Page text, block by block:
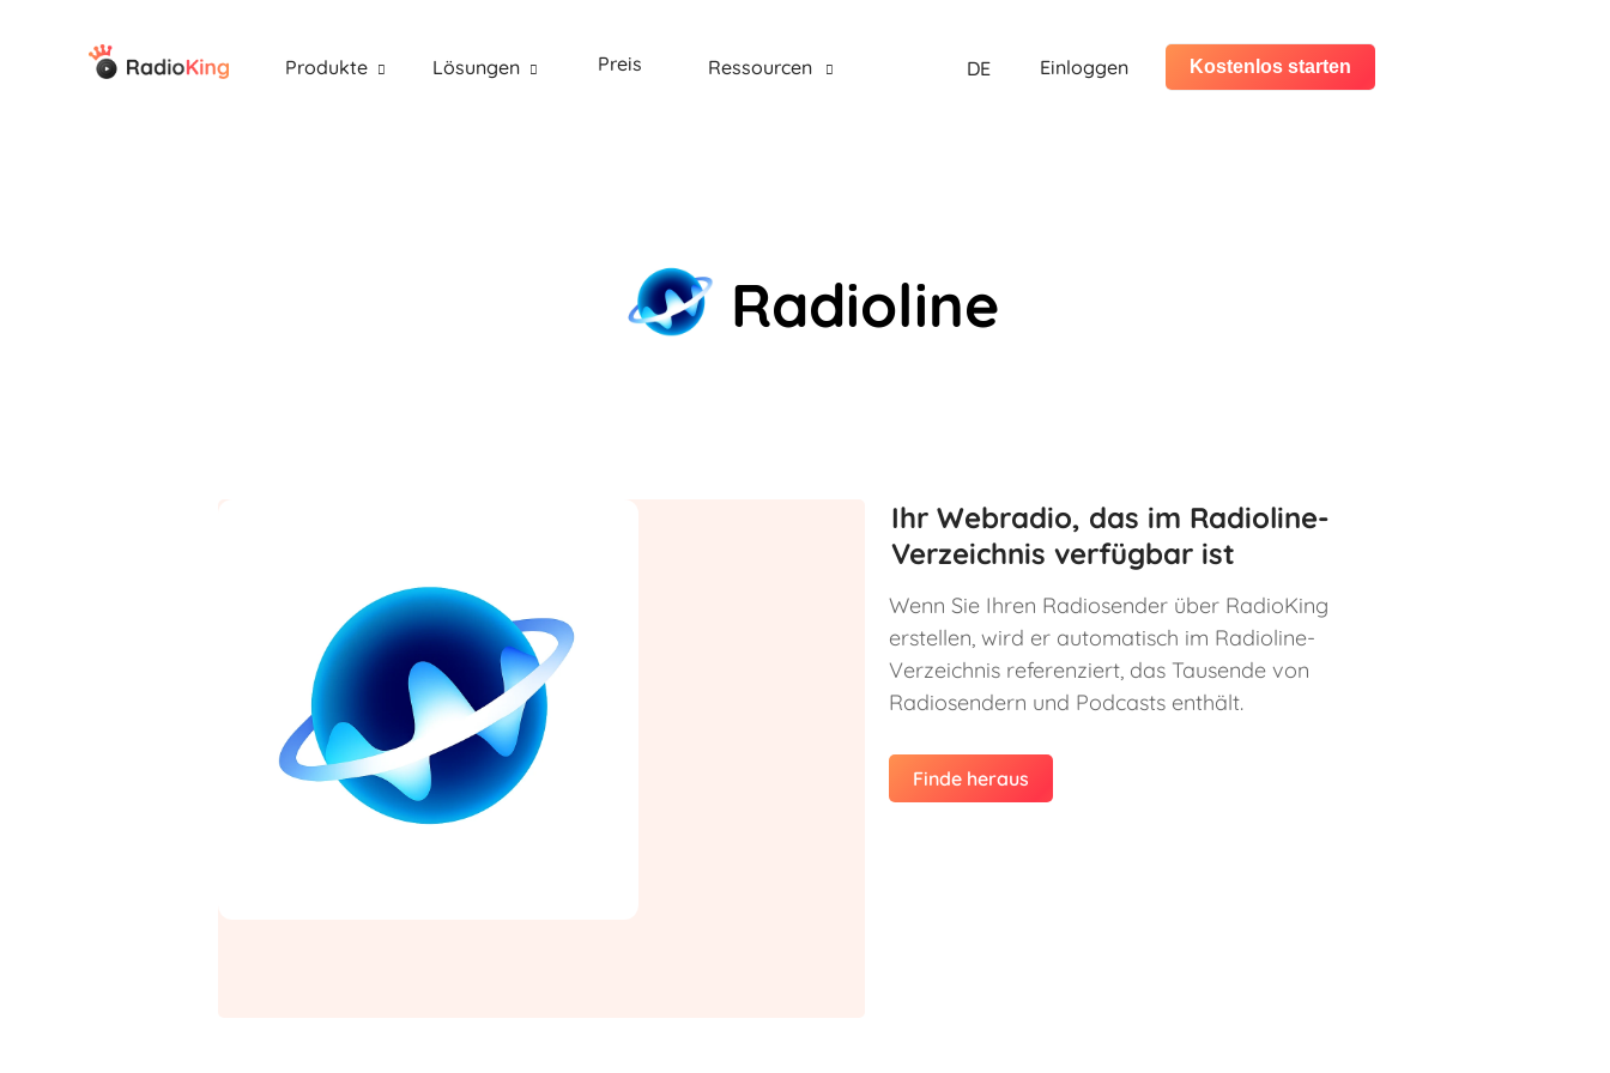
Produkte Lösungen Preis Ressourcen DE Einloggen Kostenlos starten
Radioline
Ihr Webradio, das im Radioline-
Verzeichnis verfügbar ist
Wenn Sie Ihren Radiosender über RadioKing
erstellen, wird er automatisch im Radioline-
Verzeichnis referenziert, das Tausende von
Radiosendern und Podcasts enthält.
Finde heraus